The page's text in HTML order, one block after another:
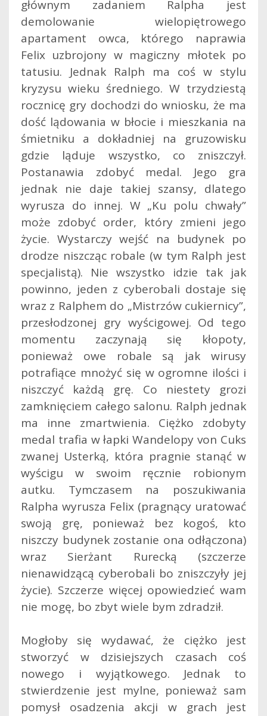
głównym zadaniem Ralpha jest
demolowanie wielopiętrowego
apartament owca, którego naprawia
Felix uzbrojony w magiczny młotek po
tatusiu. Jednak Ralph ma coś w stylu
kryzysu wieku średniego. W trzydziestą
rocznicę gry dochodzi do wniosku, że ma
dość lądowania w błocie i mieszkania na
śmietniku a dokładniej na gruzowisku
gdzie ląduje wszystko, co zniszczył.
Postanawia zdobyć medal. Jego gra
jednak nie daje takiej szansy, dlatego
wyrusza do innej. W „Ku polu chwały”
może zdobyć order, który zmieni jego
życie. Wystarczy wejść na budynek po
drodze niszcząc robale (w tym Ralph jest
specjalistą). Nie wszystko idzie tak jak
powinno, jeden z cyberobali dostaje się
wraz z Ralphem do „Mistrzów cukiernicy”,
przesłodzonej gry wyścigowej. Od tego
momentu zaczynają się kłopoty,
ponieważ owe robale są jak wirusy
potrafiące mnożyć się w ogromne ilości i
niszczyć każdą grę. Co niestety grozi
zamknięciem całego salonu. Ralph jednak
ma inne zmartwienia. Ciężko zdobyty
medal trafia w łapki Wandelopy von Cuks
zwanej Usterką, która pragnie stanąć w
wyścigu w swoim ręcznie robionym
autku. Tymczasem na poszukiwania
Ralpha wyrusza Felix (pragnący uratować
swoją grę, ponieważ bez kogoś, kto
niszczy budynek zostanie ona odłączona)
wraz Sierżant Rurecką (szczerze
nienawidzącą cyberobali bo zniszczyły jej
życie). Szczerze więcej opowiedzieć wam
nie mogę, bo zbyt wiele bym zdradził.
Mogłoby się wydawać, że ciężko jest
stworzyć w dzisiejszych czasach coś
nowego i wyjątkowego. Jednak to
stwierdzenie jest mylne, ponieważ sam
pomysł osadzenia akcji w grach jest